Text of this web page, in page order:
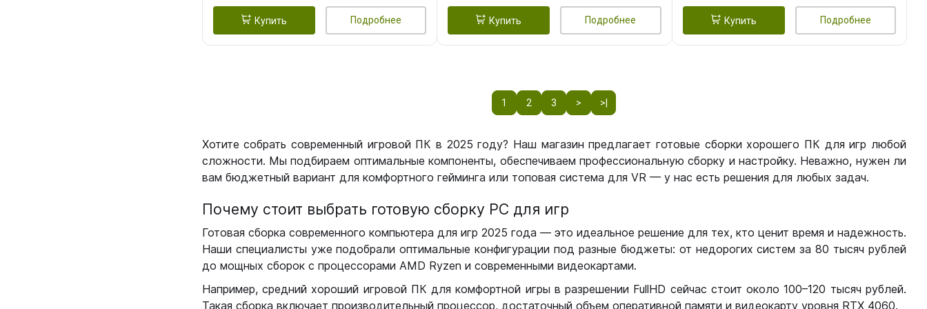
Купить Подробнее Купить Подробнее Купить Подробнее
1 2 3 > >|
Хотите собрать современный игровой ПК в 2025 году? Наш магазин предлагает готовые сборки хорошего ПК для игр любой
сложности. Мы подбираем оптимальные компоненты, обеспечиваем профессиональную сборку и настройку. Неважно, нужен ли
вам бюджетный вариант для комфортного гейминга или топовая система для VR — у нас есть решения для любых задач.
Почему стоит выбрать готовую сборку РС для игр
Готовая сборка современного компьютера для игр 2025 года — это идеальное решение для тех, кто ценит время и надежность.
Наши специалисты уже подобрали оптимальные конфигурации под разные бюджеты: от недорогих систем за 80 тысяч рублей
до мощных сборок с процессорами AMD Ryzen и современными видеокартами.
Например, средний хороший игровой ПК для комфортной игры в разрешении FullHD сейчас стоит около 100–120 тысяч рублей.
Такая сборка включает производительный процессор, достаточный объем оперативной памяти и видеокарту уровня RTX 4060.